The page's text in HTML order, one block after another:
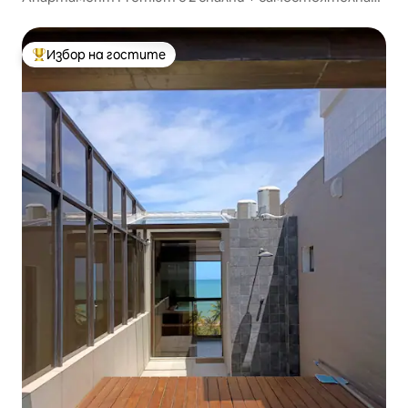
Най-популярен избор на гостите
Избор на гостите